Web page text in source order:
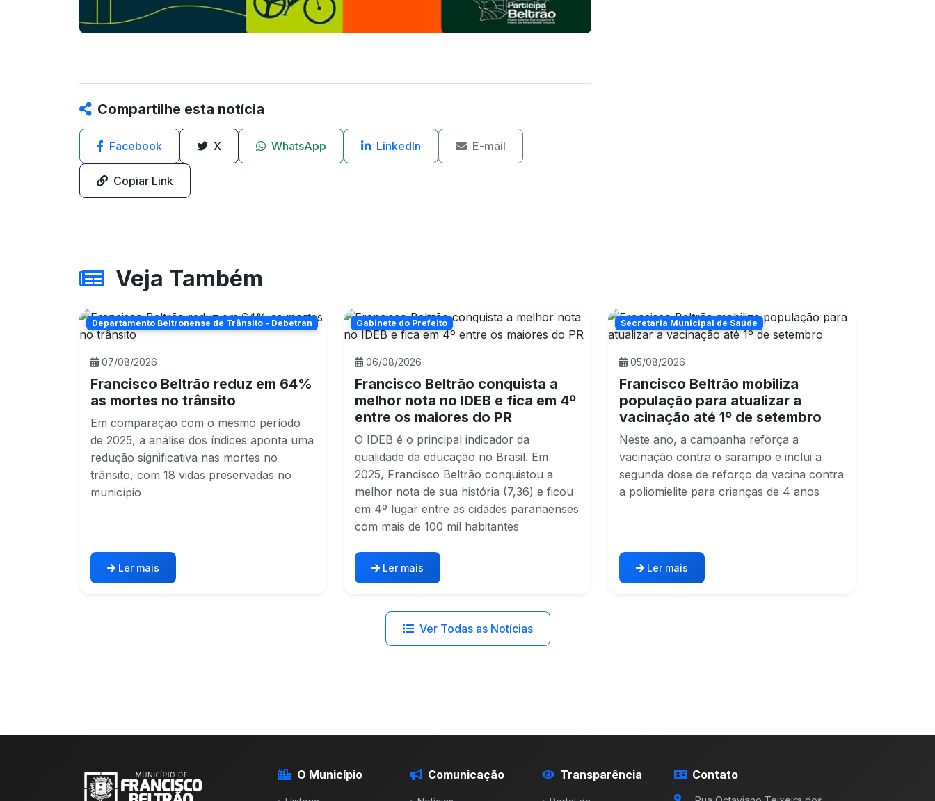
Compartilhe esta notícia
Facebook X WhatsApp LinkedIn E-mail
Copiar Link
Veja Também
Departamento Beltronense de Trânsito - Debetran
07/08/2026
Francisco Beltrão reduz em 64%
as mortes no trânsito
Em comparação com o mesmo período
de 2025, a análise dos índices aponta uma
redução significativa nas mortes no
trânsito, com 18 vidas preservadas no
município
Ler mais
Gabinete do Prefeito
06/08/2026
Francisco Beltrão conquista a
melhor nota no IDEB e fica em 4º
entre os maiores do PR
O IDEB é o principal indicador da
qualidade da educação no Brasil. Em
2025, Francisco Beltrão conquistou a
melhor nota de sua história (7,36) e ficou
em 4º lugar entre as cidades paranaenses
com mais de 100 mil habitantes
Ler mais
Secretaria Municipal de Saúde
05/08/2026
Francisco Beltrão mobiliza
população para atualizar a
vacinação até 1º de setembro
Neste ano, a campanha reforça a
vacinação contra o sarampo e inclui a
segunda dose de reforço da vacina contra
a poliomielite para crianças de 4 anos
Ler mais
Ver Todas as Notícias
O Município Comunicação Transparência Contato